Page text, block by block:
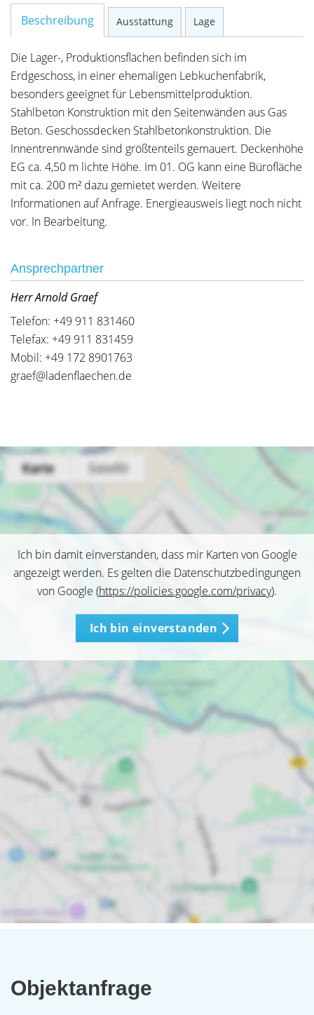
Beschreibung Ausstattung Lage
Die Lager-, Produktionsflächen befinden sich im
Erdgeschoss, in einer ehemaligen Lebkuchenfabrik,
besonders geeignet für Lebensmittelproduktion.
Stahlbeton Konstruktion mit den Seitenwänden aus Gas
Beton. Geschossdecken Stahlbetonkonstruktion. Die
Innentrennwände sind größtenteils gemauert. Deckenhöhe
EG ca. 4,50 m lichte Höhe. Im 01. OG kann eine Bürofläche
mit ca. 200 m² dazu gemietet werden. Weitere
Informationen auf Anfrage. Energieausweis liegt noch nicht
vor. In Bearbeitung.
Ansprechpartner
Herr Arnold Graef
Telefon: +49 911 831460
Telefax: +49 911 831459
Mobil: +49 172 8901763
graef@ladenflaechen.de
Ich bin damit einverstanden, dass mir Karten von Google
angezeigt werden. Es gelten die Datenschutzbedingungen
von Google (https://policies.google.com/privacy).
Ich bin einverstanden
Objektanfrage